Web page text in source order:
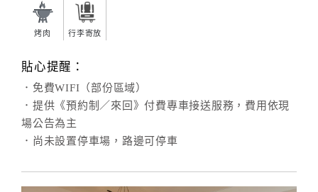
查
詢
訂
Q&A
烤肉 行李寄放
貼心提醒：
．免費WIFI（部份區域）
．提供《預約制／來回》付費專車接送服務，費用依現
場公告為主
．尚未設置停車場，路邊可停車